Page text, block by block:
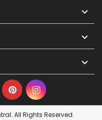



All Rights Reserved.